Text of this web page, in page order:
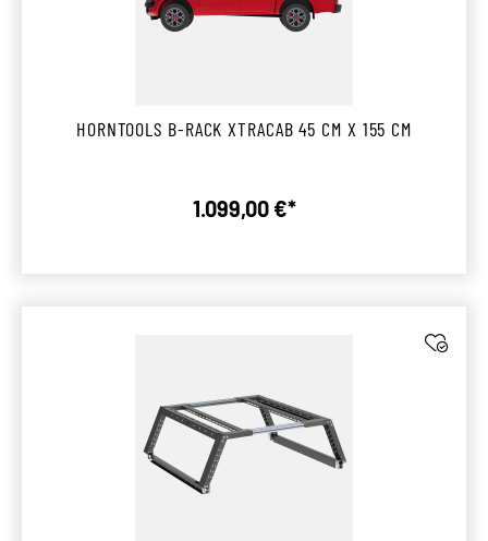
HORNTOOLS B-RACK XTRACAB 45 CM X 155 CM
Regulärer Preis:
1.099,00 €*